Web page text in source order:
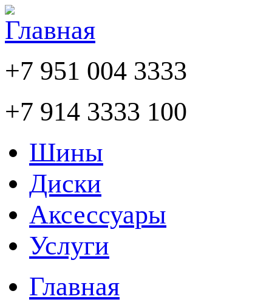
+7 951 004 3333
+7 914 3333 100
Шины
Диски
Аксессуары
Услуги
Главная